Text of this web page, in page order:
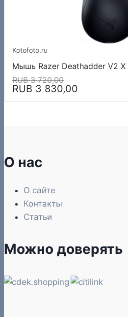
Kotofoto.ru
Мышь Razer Deathadder V2 X
RUB 3 720,00
RUB 3 830,00
О нас
О сайте
Контакты
Статьи
Можно доверять